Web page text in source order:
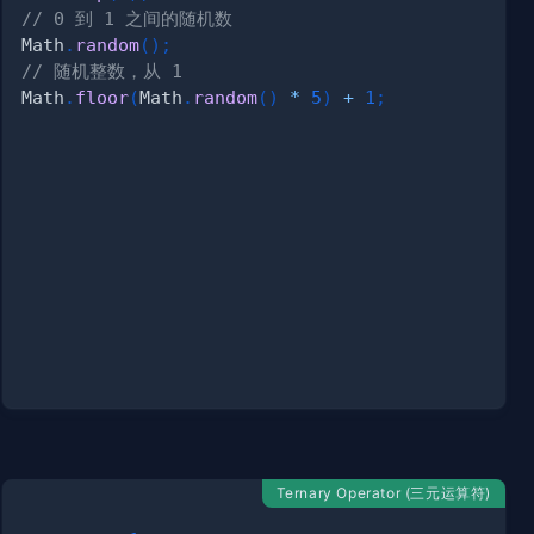
// 0 到 1 之间的随机数
Math . random( ) ;
// 随机整数，从 1
Math . floor(Math . random( ) * 5) + 1 ;
Ternary Operator (三元运算符)